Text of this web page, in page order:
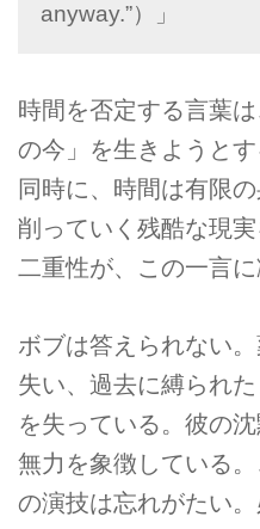
anyway.”）」
時間を否定する言葉
の今」を生きようと
同時に、時間は有限
削っていく残酷な現
二重性が、この一言
ボブは答えられない
失い、過去に縛られ
を失っている。彼の
無力を象徴している
の演技は忘れがたい